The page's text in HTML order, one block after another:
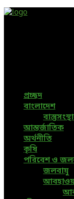
প্রচ্ছদ
বাংলাদেশ
আন্তর্জাতিক
অর্থনীতি
কৃষি
পরিবেশ ও
জলবায়ু